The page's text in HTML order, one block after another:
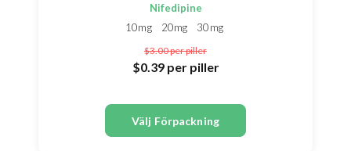
Nifedipine
10mg
20mg 30mg
$3.00per piller
$0.39 per piller
Välj Förpackning